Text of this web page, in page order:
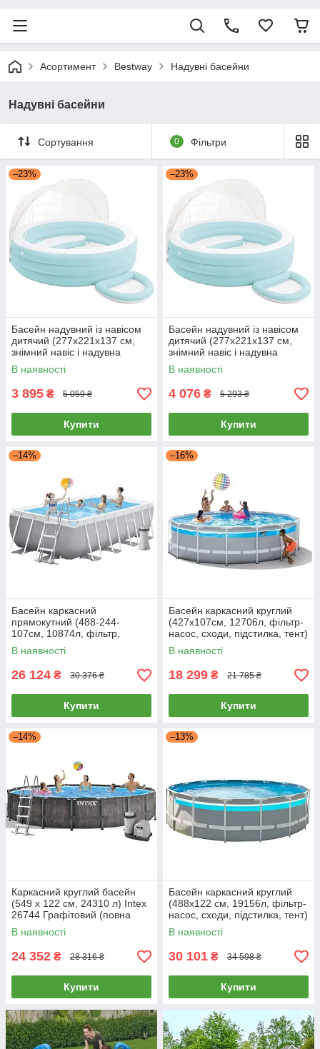
Асортимент Bestway Надувні басейни
Надувні басейни
Сортування 0 Фільтри
–23%
Басейн надувний із навісом
дитячий (277х221х137 см,
знімний навіс і надувна
ванночка для ніг, 830 л)
57195
В наявності
3 895 ₴ 5 059 ₴
Купити
–23%
Басейн надувний із навісом
дитячий (277х221х137 см,
знімний навіс і надувна
ванночка для ніг, 830 л)
57195
В наявності
4 076 ₴ 5 293 ₴
Купити
–14%
Басейн каркасний
прямокутний (488-244-
107см, 10874л, фільтр,
сходи, підстилка, тент) Intex
26792 Сірий
В наявності
26 124 ₴ 30 376 ₴
Купити
–16%
Басейн каркасний круглий
(427x107см, 12706л, фільтр-
насос, сходи, підстилка, тент)
Intex 26722 Сірий
В наявності
18 299 ₴ 21 785 ₴
Купити
–14%
Каркасний круглий басейн
(549 x 122 см, 24310 л) Intex
26744 Графітовий (повна
комплектація)
В наявності
24 352 ₴ 28 316 ₴
Купити
–13%
Басейн каркасний круглий
(488x122 см, 19156л, фільтр-
насос, сходи, підстилка, тент)
Intex 26730 Сірий
В наявності
30 101 ₴ 34 598 ₴
Купити